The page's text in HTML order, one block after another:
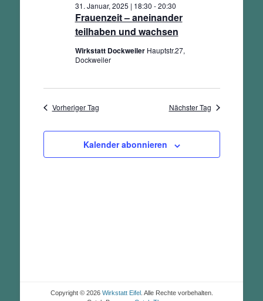
Frauenzeit – aneinander
teilhaben und wachsen
31. Januar, 2025 | 18:30 -20:30
Wirkstatt Dockweiler Hauptstr.27,
Dockweiler
Vorheriger Tag Nächster Tag
Kalender abonnieren
Copyright © 2026 Wirkstatt Eifel . Alle Rechte vorbehalten.